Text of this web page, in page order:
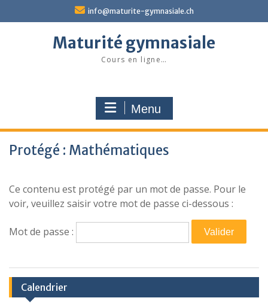
info@maturite-gymnasiale.ch
Maturité gymnasiale
Cours en ligne…
Menu
Protégé : Mathématiques
Ce contenu est protégé par un mot de passe. Pour le
voir, veuillez saisir votre mot de passe ci-dessous :
Mot de passe :
Calendrier